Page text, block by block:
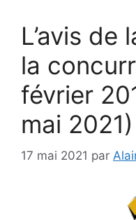
L’avis de
la
février
mai 2021)
17 mai 2021 par